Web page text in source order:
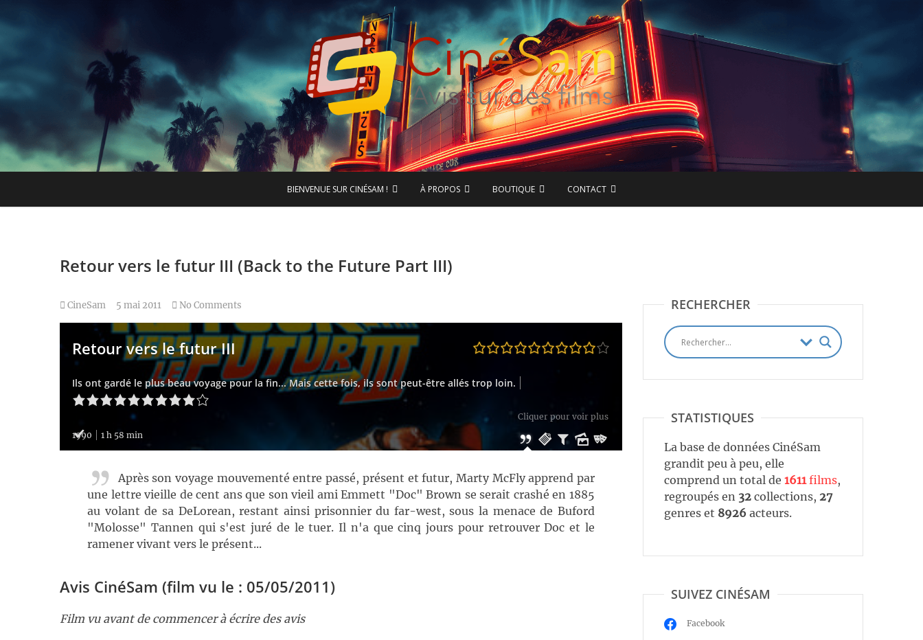
to
CinéSam
Base de données CinéSam
BIENVENUE SUR CINÉSAM ! À PROPOS BOUTIQUE CONTACT
Retour vers le futur III (Back to the Future Part III)
CineSam 5 mai 2011 No Comments
Retour vers le futur III
Ils ont gardé le plus beau voyage pour la fin... Mais cette fois, ils sont peut-être allés trop loin.
1990 1 h 58 min
Cliquer pour voir plus
Après son voyage mouvementé entre passé, présent et futur, Marty McFly apprend par
une lettre vieille de cent ans que son vieil ami Emmett "Doc" Brown se serait crashé en 1885
au volant de sa DeLorean, restant ainsi prisonnier du far-west, sous la menace de Buford
"Molosse" Tannen qui s'est juré de le tuer. Il n'a que cinq jours pour retrouver Doc et le
ramener vivant vers le présent...
Avis CinéSam (film vu le : 05/05/2011)
Film vu avant de commencer à écrire des avis
RECHERCHER
STATISTIQUES
La base de données CinéSam
grandit peu à peu, elle
comprend un total de 1611films,
regroupés en 32 collections, 27
genres et 8926 acteurs.
SUIVEZ CINÉSAM
Facebook